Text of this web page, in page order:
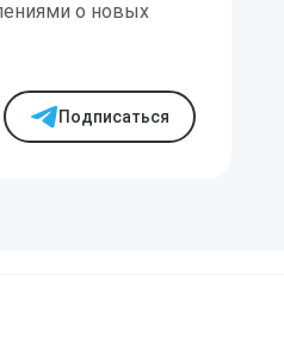
о новых
Подписаться